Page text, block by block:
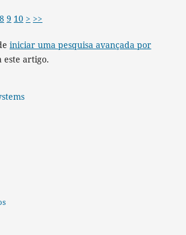
8 9 10 > >>
iniciar uma pesquisa avançada por
este artigo.